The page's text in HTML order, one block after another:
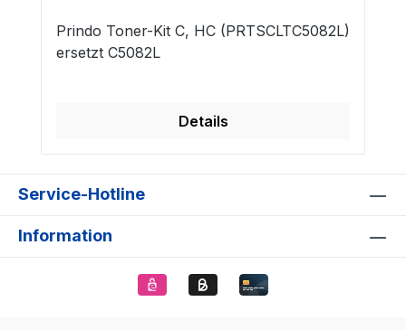
Prindo Toner-Kit C, HC (PRTSCLTC5082L)
ersetzt C5082L
Details
Service-Hotline
Information